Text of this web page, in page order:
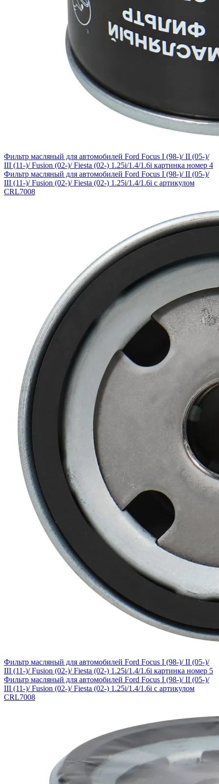
Фильтр масляный для автомобилей Ford Focus I (98-)/ II (05-)/
III (11-)/ Fusion (02-)/ Fiesta (02-) 1.25i/1.4/1.6i картинка номер 4
Фильтр масляный для автомобилей Ford Focus I (98-)/ II (05-)/
III (11-)/ Fusion (02-)/ Fiesta (02-) 1.25i/1.4/1.6i с артикулом
CRL7008
Фильтр масляный для автомобилей Ford Focus I (98-)/ II (05-)/
III (11-)/ Fusion (02-)/ Fiesta (02-) 1.25i/1.4/1.6i картинка номер 5
Фильтр масляный для автомобилей Ford Focus I (98-)/ II (05-)/
III (11-)/ Fusion (02-)/ Fiesta (02-) 1.25i/1.4/1.6i с артикулом
CRL7008